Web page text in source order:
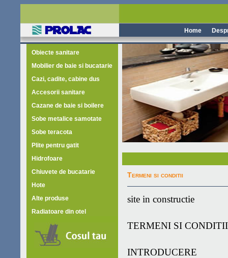
Home
Obiecte sanitare
Mobilier de baie si bucatarie
Cazi, cadite, cabine dus
Accesorii sanitare
Cazane de baie si boilere
Sobe metalice samotate
Sobe teracota
Plite pentru gatit
Hidrofoare
Chiuvete de bucatarie
Hote
Alte produse
Radiatoare din otel
Termeni si conditii
site in constructie
TERMENI SI CONDITII
INTRODUCERE